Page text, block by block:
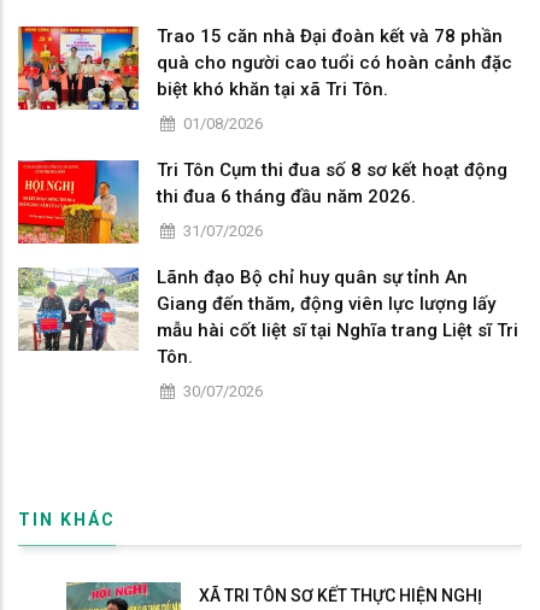
Trao 15 căn nhà Đại đoàn kết và 78 phần
quà cho người cao tuổi có hoàn cảnh đặc
biệt khó khăn tại xã Tri Tôn.
01/08/2026
Tri Tôn Cụm thi đua số 8 sơ kết hoạt động
thi đua 6 tháng đầu năm 2026.
31/07/2026
Lãnh đạo Bộ chỉ huy quân sự tỉnh An
Giang đến thăm, động viên lực lượng lấy
mẫu hài cốt liệt sĩ tại Nghĩa trang Liệt sĩ Tri
Tôn.
30/07/2026
TIN KHÁC
XÃ TRI TÔN SƠ KẾT THỰC HIỆN NGHỊ